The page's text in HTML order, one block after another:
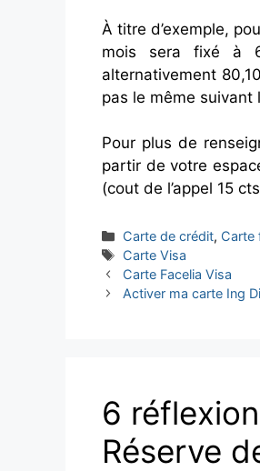
À titre d’exemple,
mois sera fixé à
alternativement
pas le même
Pour plus de
partir de votre
(cout de l’appel 15
Catégories
Carte de crédit, Carte
Étiquettes
Carte Visa
Carte Facelia Visa
Activer ma carte Ing
6
Réserve